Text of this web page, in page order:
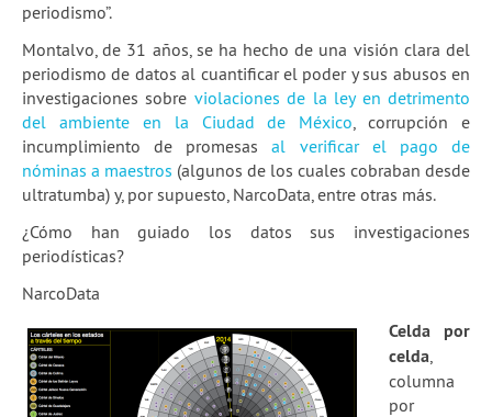
periodismo”.
Montalvo, de 31 años, se ha hecho de una visión clara del
periodismo de datos al cuantificar el poder y sus abusos en
investigaciones sobre violaciones de la ley en detrimento
del ambiente en la Ciudad de México, corrupción e
incumplimiento de promesasal verificar el pago de
nóminas a maestros (algunos de los cuales cobraban desde
ultratumba) y, por supuesto, NarcoData, entre otras más.
¿Cómo han guiado los datos sus investigaciones
periodísticas?
NarcoData
Celda por
celda,
columna
por